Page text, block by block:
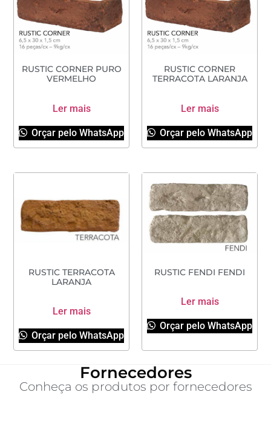
RUSTIC CORNER PURO
VERMELHO
Ler mais
Orçar pelo WhatsApp
RUSTIC CORNER
TERRACOTA LARANJA
Ler mais
Orçar pelo WhatsApp
RUSTIC TERRACOTA
LARANJA
Ler mais
Orçar pelo WhatsApp
RUSTIC FENDI FENDI
Ler mais
Orçar pelo WhatsApp
Fornecedores
Conheça os produtos por fornecedores